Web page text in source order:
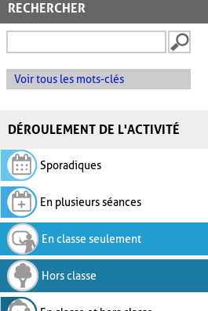
RECHERCHER
Voir tous les mots-clés
DÉROULEMENT DE L'ACTIVITÉ
Sporadiques
En plusieurs séances
En classe seulement
Hors classe